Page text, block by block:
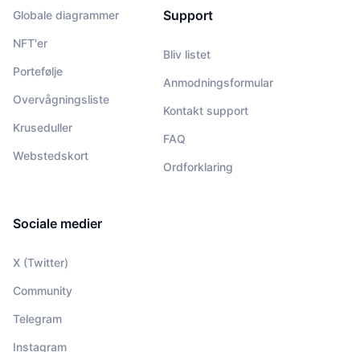
Globale diagrammer
NFT'er
Portefølje
Overvågningsliste
Kruseduller
Webstedskort
Support
Bliv listet
Anmodningsformular
Kontakt support
FAQ
Ordforklaring
Sociale medier
X (Twitter)
Community
Telegram
Instagram